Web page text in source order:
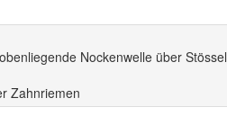
Nockenwelle über Stössel
Zahnriemen